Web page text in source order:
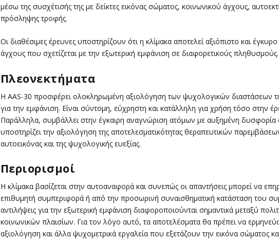
μέσω της συσχέτισής της με δείκτες εικόνας σώματος, κοινωνικού άγχους,
πρόσληψης τροφής.
Οι διαθέσιμες έρευνες υποστηρίζουν ότι η κλίμακα αποτελεί αξιόπιστο και
άγχους που σχετίζεται με την εξωτερική εμφάνιση σε διαφορετικούς πληθυσμούς.
Πλεονεκτήματα
Η AAS-30 προσφέρει ολοκληρωμένη αξιολόγηση των ψυχολογικών διαστάσεων
για την εμφάνιση. Είναι σύντομη, εύχρηστη και κατάλληλη για χρήση τόσο στην
Παράλληλα, συμβάλλει στην έγκαιρη αναγνώριση ατόμων με αυξημένη δυσφορία
υποστηρίζει την αξιολόγηση της αποτελεσματικότητας θεραπευτικών
αυτοεικόνας και της ψυχολογικής ευεξίας.
Περιορισμοί
Η κλίμακα βασίζεται στην αυτοαναφορά και συνεπώς οι απαντήσεις μπορεί να
επιθυμητή συμπεριφορά ή από την προσωρινή συναισθηματική κατάσταση του
αντιλήψεις για την εξωτερική εμφάνιση διαφοροποιούνται σημαντικά μεταξύ
κοινωνικών πλαισίων. Για τον λόγο αυτό, τα αποτελέσματα θα πρέπει να
αξιολόγηση και άλλα ψυχομετρικά εργαλεία που εξετάζουν την εικόνα σώματος